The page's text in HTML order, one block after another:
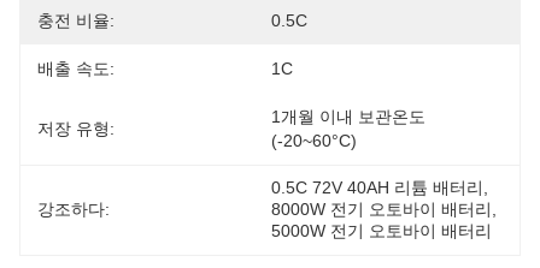
충전 비율: 0.5C
배출 속도: 1C
저장 유형:
1개월 이내 보관온도
(-20~60°C)
강조하다:
0.5C 72V 40AH 리튬 배터리
8000W 전기 오토바이 배터리
5000W 전기 오토바이 배터리